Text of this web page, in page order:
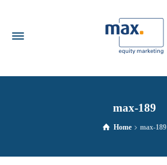
max-189
Home max-189